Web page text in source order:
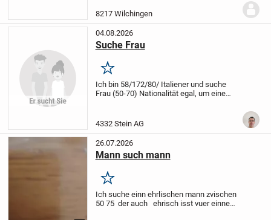
genau dich auf diesem Weg kennenlerne.
Vielleicht bist du die Frau, die – genau...
8217 Wilchingen
04.08.2026
Suche Frau
Merken
Ich bin 58/172/80/ Italiener und suche
Frau (50-70) Nationalität egal, um eine
Nachricht.
4332 Stein AG
26.07.2026
Mann such mann
Merken
Ich suche einn ehrlischen mann zvischen
50 75 der auch ehrisch isst vuer einne